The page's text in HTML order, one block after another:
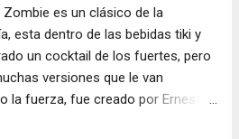
Zombie es un clásico de la
esta dentro de las bebidas tiki y
un cocktail de los fuertes, pero
versiones que le van
la fuerza, fue creado por Ernest